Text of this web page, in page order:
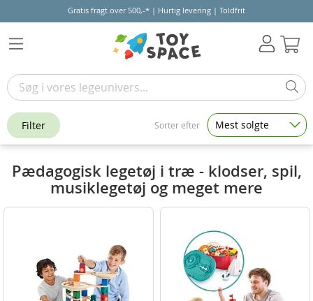
Gratis fragt over 500,-* | Hurtig levering | Toldfrit
Pædagogisk legetøj i træ - klodser, spil,
musiklegetøj og meget mere
Filter Sorter efter Mest solgte